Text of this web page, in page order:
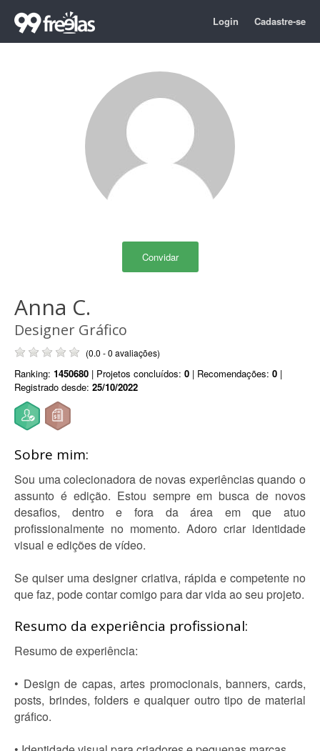
Login Cadastre-se
Convidar
Anna C.
Designer Gráfico
(0.0 - 0 avaliações)
Ranking: 1450680 | Projetos concluídos: 0 | Recomendações: 0 |
Registrado desde: 25/10/2022
Sobre mim:
Sou uma colecionadora de novas experiências quando o
assunto é edição. Estou sempre em busca de novos
desafios, dentro e fora da área em que atuo
profissionalmente no momento. Adoro criar identidade
visual e edições de vídeo.
Se quiser uma designer criativa, rápida e competente no
que faz, pode contar comigo para dar vida ao seu projeto.
Resumo da experiência profissional:
Resumo de experiência:
• Design de capas, artes promocionais, banners, cards,
posts, brindes, folders e qualquer outro tipo de material
gráfico.